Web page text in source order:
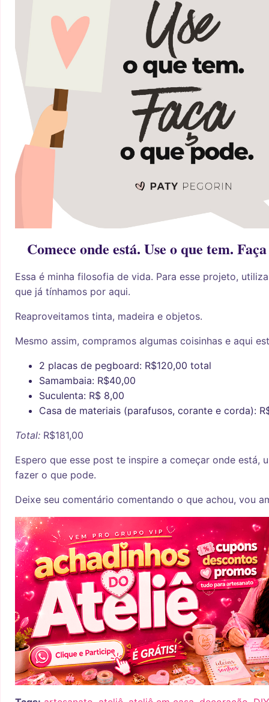
Comece onde está. Use o que tem.
Essa é minha filosofia de vida. Para esse projeto,
que já tínhamos por aqui.
Reaproveitamos tinta, madeira e objetos.
Mesmo assim, compramos algumas coisinhas e aqui
2 placas de pegboard: R$120,00 total
Samambaia: R$40,00
Suculenta: R$ 8,00
Casa de materiais (parafusos, corante e corda):
Total: R$181,00
Espero que esse post te inspire a começar onde está,
fazer o que pode.
Deixe seu comentário comentando o que achou, vou